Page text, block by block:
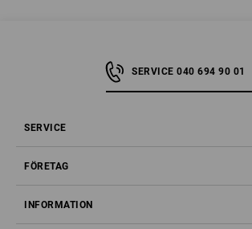
SERVICE 040 694 90 01
SERVICE
FÖRETAG
INFORMATION